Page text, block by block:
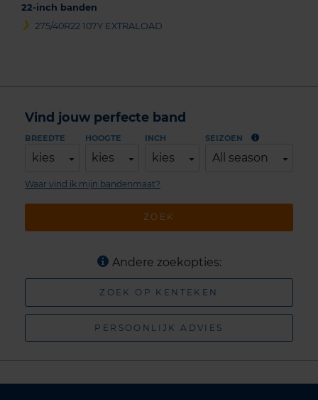
22-inch banden
275/40R22 107Y EXTRALOAD
Vind jouw perfecte band
BREEDTE
kies
HOOGTE
kies
INCH
kies
SEIZOEN
All season
ZOEK
Waar vind ik mijn bandenmaat?
Andere zoekopties:
ZOEK OP KENTEKEN
PERSOONLIJK ADVIES